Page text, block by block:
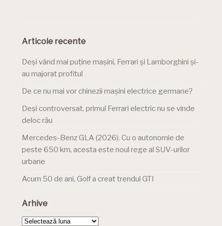
Articole recente
Deși vând mai puține mașini, Ferrari și Lamborghini și-
au majorat profitul
De ce nu mai vor chinezii mașini electrice germane?
Deși controversat, primul Ferrari electric nu se vinde
deloc rău
Mercedes-Benz GLA (2026). Cu o autonomie de
peste 650 km, acesta este noul rege al SUV-urilor
urbane
Acum 50 de ani, Golf a creat trendul GTI
Arhive
Arhive